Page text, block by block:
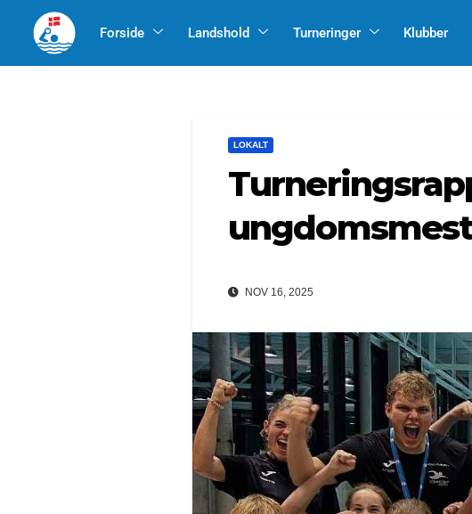
Forside Landshold Turneringer Klubber
LOKALT
NOV 16, 2025